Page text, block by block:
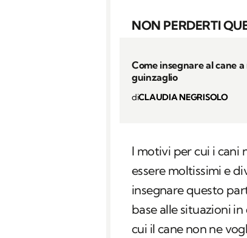
NON PERDERTI
Come insegnare al cane
guinzaglio
diCLAUDIA NEGRISOLO
I motivi per cui i cani
essere moltissimi e
insegnare questo
base alle situazioni
cui il cane non ne